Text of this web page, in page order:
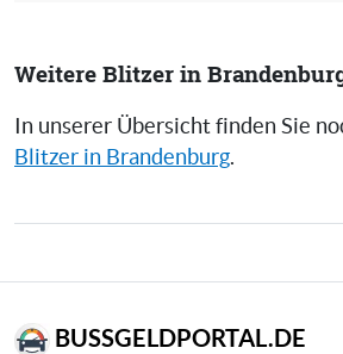
Weitere Blitzer in
In unserer Übersicht finden Sie
Blitzer in Brandenburg.
BUSSGELDPORTAL.DE